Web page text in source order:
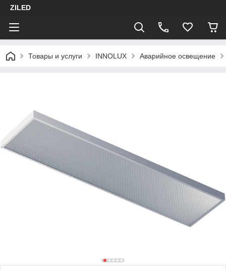
ZILED
Товары и услуги INNOLUX Аварийное освещение